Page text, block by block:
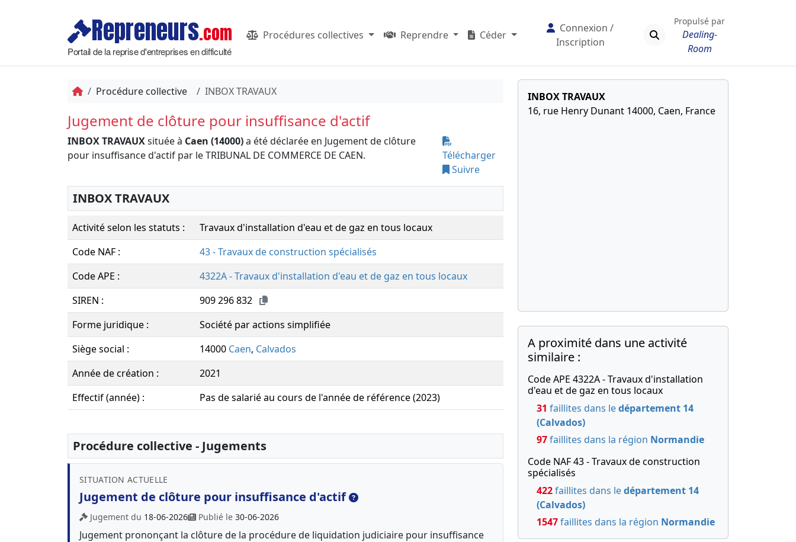
Repreneurs.com
Portail de la reprise d'entreprises en difficulté
Procédures collectives Reprendre Céder
Connexion /
Inscription
Propulsé par
Dealing-
Room
Procédure collective INBOX TRAVAUX
Jugement de clôture pour insuffisance d'actif
INBOX TRAVAUXsituée à Caen (14000)a été déclarée en Jugement de clôture
pour insuffisance d'actif par le TRIBUNAL DE COMMERCE DE CAEN.
Télécharger
Suivre
INBOX TRAVAUX
Activité selon les statuts :
Travaux d'installation d'eau et de gaz en tous locaux
Code NAF :
43 - Travaux de construction spécialisés
Code APE :
4322A - Travaux d'installation d'eau et de gaz en tous locaux
SIREN :
909 296 832
Forme juridique :
Société par actions simplifiée
Siège social :
14000 Caen, Calvados
Année de création :
2021
Effectif (année) :
Pas de salarié au cours de l'année de référence (2023)
Procédure collective - Jugements
SITUATION ACTUELLE
Jugement de clôture pour insuffisance d'actif
Jugement du 18-06-2026 Publié le 30-06-2026
Jugement prononçant la clôture de la procédure de liquidation judiciaire pour insuffisance
INBOX TRAVAUX
16, rue Henry Dunant 14000, Caen, France
A proximité dans une activité
similaire :
Code APE 4322A - Travaux d'installation
d'eau et de gaz en tous locaux
31 faillites dans ledépartement 14
(Calvados)
97faillites dans la région Normandie
Code NAF 43 - Travaux de construction
spécialisés
422faillites dans ledépartement 14
(Calvados)
1547faillites dans la région Normandie